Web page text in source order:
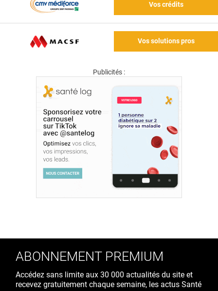
Vos crédits
Vos solutions pros
Publicités :
ABONNEMENT PREMIUM
Accédez sans limite aux 30 000 actualités du site et
recevez gratuitement chaque semaine, les actus Santé